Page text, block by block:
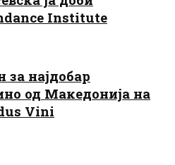
Institute
за најдобар
од Македонија на
Vini